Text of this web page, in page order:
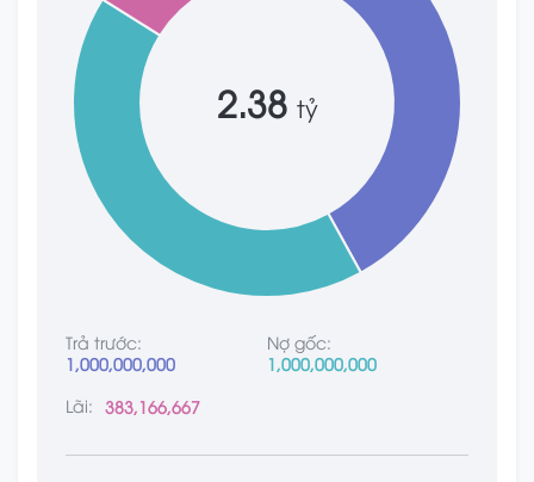
2.38 tỷ
Trả trước:
1,000,000,000
Nợ gốc:
1,000,000,000
Lãi: 383,166,667